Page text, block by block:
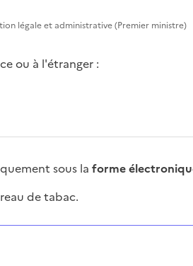
légale et administrative (Premier ministre)
ou à l'étranger :
sous la forme
de tabac.
réponses s’afficheront